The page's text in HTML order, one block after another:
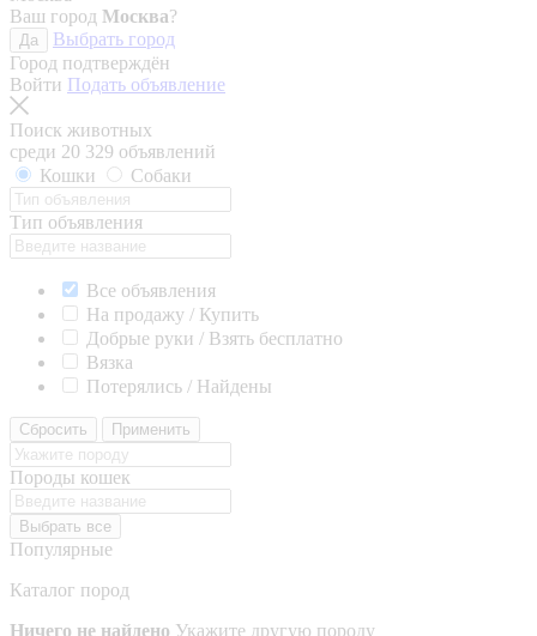
Ваш город Москва?
Да
Выбрать город
Город подтверждён
Войти Подать объявление
Поиск животных
среди 20 329 объявлений
Кошки
Собаки
Тип объявления
Все объявления
На продажу / Купить
Добрые руки / Взять бесплатно
Вязка
Потерялись / Найдены
Сбросить Применить
Породы кошек
Выбрать все
Популярные
Каталог пород
Ничего не найдено Укажите другую породу